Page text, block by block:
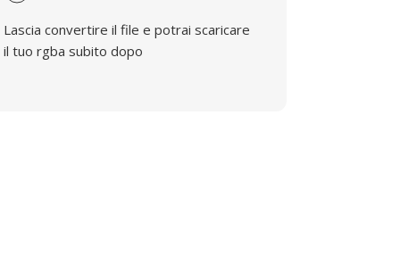
Lascia convertire il file e potrai scaricare
il tuo rgba subito dopo